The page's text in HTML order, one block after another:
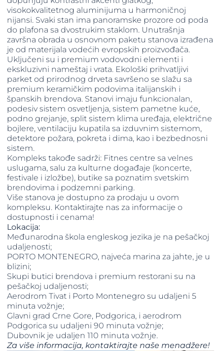
visokokvalitetnog aluminijuma u ​​harmoničnoj
nijansi. Svaki stan ima panoramske prozore od poda
do plafona sa dvostrukim staklom. Unutrašnja
završna obrada u osnovnom paketu stanova izrađena
je od materijala vodećih evropskih proizvođača.
Uključeni su i premium vodovodni elementi i
ekskluzivni nameštaj i vrata. Ekološki prihvatljivi
parket od prirodnog drveta savršeno se slažu sa
premium keramičkim podovima italijanskih i
španskih brendova. Stanovi imaju funkcionalan,
podesiv sistem osvetljenja, sistem pametne kuće,
podno grejanje, split sistem klima uređaja, električne
bojlere, ventilaciju kupatila sa izduvnim sistemom,
detektore požara, pokreta i dima, kao i bezbednosni
sistem.
Kompleks takođe sadrži: Fitnes centre sa velnes
uslugama, salu za kulturne događaje (koncerte,
festivale i izložbe), butike sa poznatim svetskim
brendovima i podzemni parking.
Više stanova je dostupno za prodaju u ovom
kompleksu. Kontaktirajte nas za informacije o
dostupnosti i cenama!
Lokacija:
Međunarodna škola engleskog jezika je na pešačkoj
udaljenosti;
PORTO MONTENEGRO, najveća marina za jahte, je u
blizini;
Skupi butici brendova i premium restorani su na
pešačkoj udaljenosti;
Aerodrom Tivat i Porto Montenegro su udaljeni 5
minuta vožnje;
Glavni grad Crne Gore, Podgorica, i aerodrom
Podgorica su udaljeni 90 minuta vožnje;
Dubovnik je udaljen 110 minuta vožnje.
Za više informacija, kontaktirajte naše menadžere!